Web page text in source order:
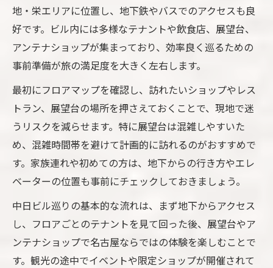
地・栄エリアに位置し、地下鉄やバスでのアクセスも良
好です。ビル内には多様なテナントや飲食店、展望台、
アンテナショップが集まっており、効率良く巡るための
事前準備が旅の満足度を大きく左右します。
最初にフロアマップを確認し、訪れたいショップやレス
トラン、展望台の場所を押さえておくことで、現地で迷
うリスクを減らせます。特に展望台は混雑しやすいた
め、混雑時間帯を避けて計画的に訪れるのがおすすめで
す。家族連れや初めての方は、地下からの行き方やエレ
ベーターの位置も事前にチェックしておきましょう。
中日ビル巡りの基本的な流れは、まず地下からアクセス
し、フロアごとのテナントを見て回った後、展望台やア
ンテナショップで名古屋ならではの体験を楽しむことで
す。観光の途中でイベントや限定ショップが開催されて